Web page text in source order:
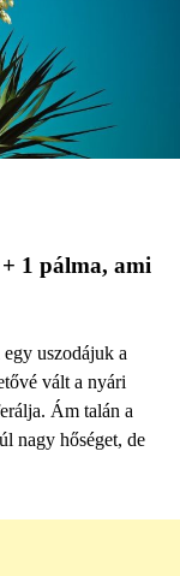
1 pálma, ami
uszodájuk a
vált a nyári
Ám talán a
nagy hőséget, de